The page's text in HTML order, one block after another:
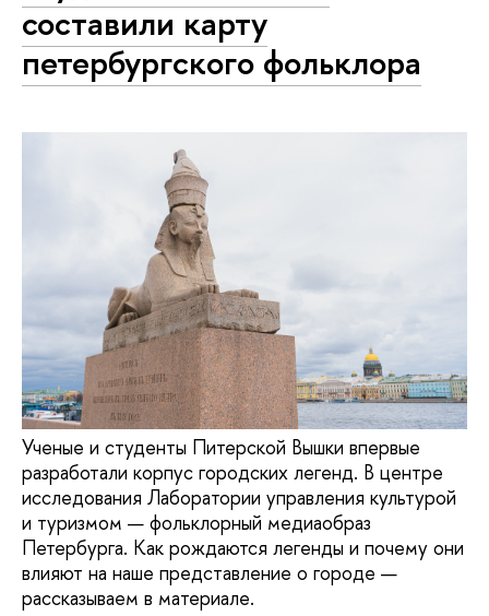
составили карту
петербургского фольклора
Ученые и студенты Питерской Вышки впервые
разработали корпус городских легенд. В центре
исследования Лаборатории управления культурой
и туризмом — фольклорный медиаобраз
Петербурга. Как рождаются легенды и почему они
влияют на наше представление о городе —
рассказываем в материале.